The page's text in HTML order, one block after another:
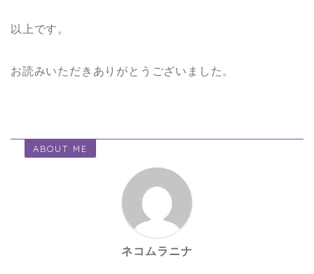
以上です。
お読みいただきありがとうございました。
ABOUT ME
ネコムラニナ